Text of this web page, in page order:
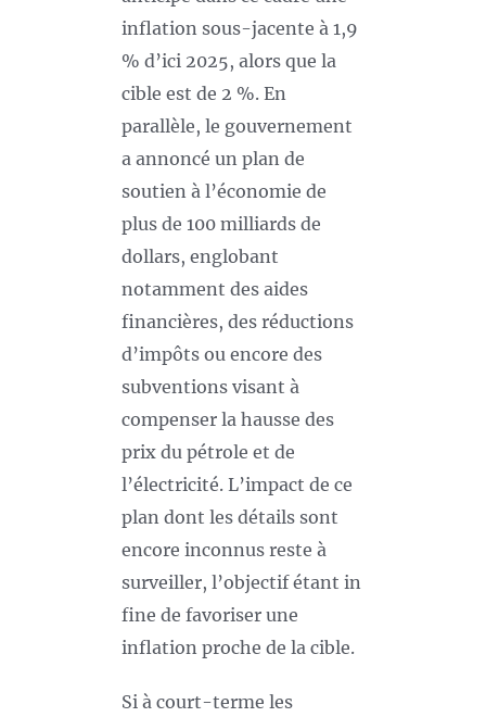
inflation sous-jacente à 1,9
% d’ici 2025, alors que la
cible est de 2 %. En
parallèle, le gouvernement
a annoncé un plan de
soutien à l’économie de
plus de 100 milliards de
dollars, englobant
notamment des aides
financières, des réductions
d’impôts ou encore des
subventions visant à
compenser la hausse des
prix du pétrole et de
l’électricité. L’impact de ce
plan dont les détails sont
encore inconnus reste à
surveiller, l’objectif étant in
fine de favoriser une
inflation proche de la cible.
Si à court-terme les